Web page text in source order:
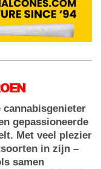
cannabisgenieter
gepassioneerde
Met veel plezier
in zijn –
samen